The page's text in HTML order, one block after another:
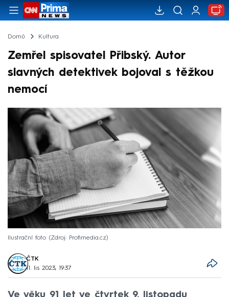
Domů Kultura
Zemřel spisovatel Přibský. Autor
slavných detektivek bojoval s těžkou
nemocí
Ilustrační foto Zdroj: Profimedia.cz
ČTK
11. lis 2023, 19:37
Ve věku 91 let ve čtvrtek 9. listopadu